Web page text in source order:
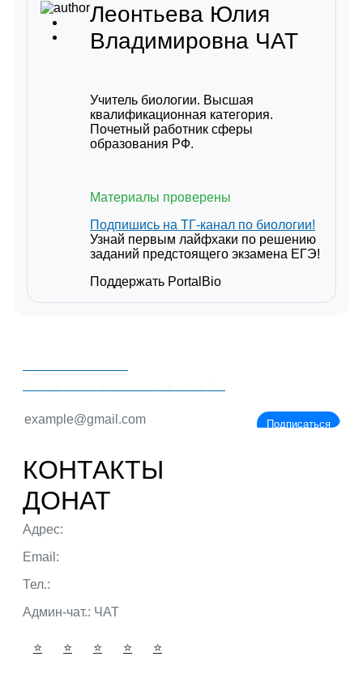
Леонтьева Юлия
Владимировна ЧАТ
Учитель биологии. Высшая
квалификационная категория.
Почетный работник сферы
образования РФ.
Материалы проверены
Подпишись на ТГ-канал по биологии!
Узнай первым лайфхаки по решению
заданий предстоящего экзамена ЕГЭ!
Поддержать PortalBio
Подписаться
КОНТАКТЫ
ДОНАТ
Адрес:
Email:
Тел.:
Админ-чат.: ЧАТ
⭐ ⭐ ⭐ ⭐ ⭐